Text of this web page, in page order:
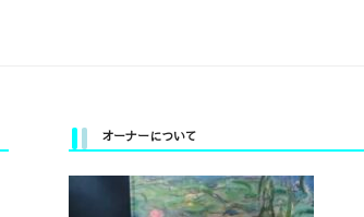
オーナーについて